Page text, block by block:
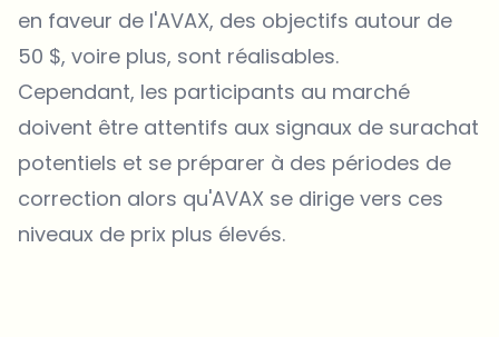
en faveur de l'AVAX, des objectifs autour de
50 $, voire plus, sont réalisables.
Cependant, les participants au marché
doivent être attentifs aux signaux de surachat
potentiels et se préparer à des périodes de
correction alors qu'AVAX se dirige vers ces
niveaux de prix plus élevés.